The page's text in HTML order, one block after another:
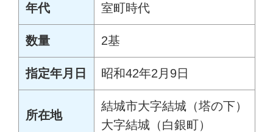
年代 室町時代
数量 2基
指定年月日 昭和42年2月9日
所在地
結城市大字結城（塔の下）
大字結城（白銀町）